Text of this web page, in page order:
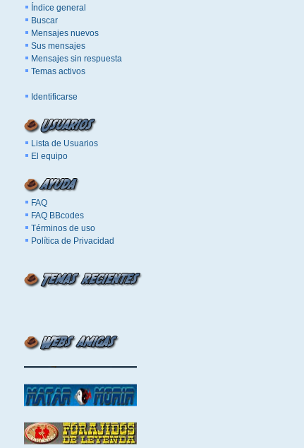
Índice general
Buscar
Mensajes nuevos
Sus mensajes
Mensajes sin respuesta
Temas activos
Identificarse
Lista de Usuarios
El equipo
FAQ
FAQ BBcodes
Términos de uso
Política de Privacidad